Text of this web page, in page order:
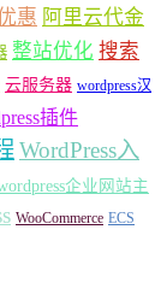
惠 阿里云代金
整站优化 搜索
云服务器 wordpress汉
插件
WordPress入
企业网站主
WooCommerce ECS